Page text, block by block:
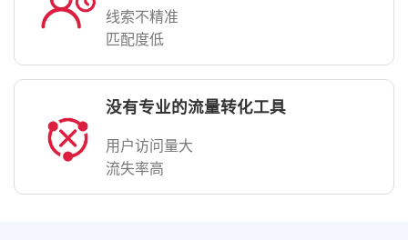
线索不精准
匹配度低
没有专业的流量转化工具
用户访问量大
流失率高